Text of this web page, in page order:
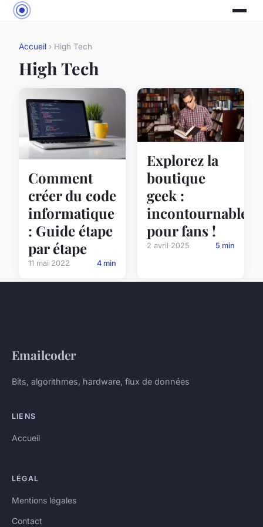
Accueil › High Tech
High Tech
Comment
créer du code
informatique
: Guide étape
par étape
11 mai 2022 4 min
Explorez la
boutique
geek :
incontournables
pour fans !
2 avril 2025 5 min
Emailcoder
Bits, algorithmes, hardware, flux de données
LIENS
Accueil
LÉGAL
Mentions légales
Contact